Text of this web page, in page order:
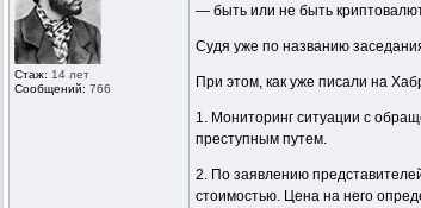
Стаж: 14 лет
Сообщений: 766
— быть или не быть
Судя уже по названию
При этом, как уже писали на
1. Мониторинг ситуации с
преступным путем.
2. По заявлению
стоимостью. Цена на него